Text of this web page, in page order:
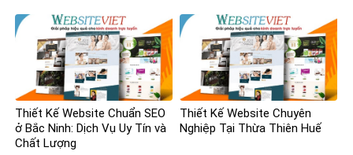
Thiết Kế Website Chuẩn SEO
ở Bắc Ninh: Dịch Vụ Uy Tín và
Chất Lượng
Thiết Kế Website Chuyên
Nghiệp Tại Thừa Thiên Huế